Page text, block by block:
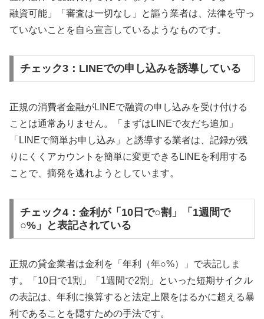
融資可能」「審査は一切なし」と謳う業者は、法律を守っ
ていないことを自ら宣言しているようなものです。
チェック3：LINEでの申し込みを誘導している
正規の消費者金融がLINEで融資の申し込みを受け付ける
ことは通常ありません。「まずはLINEで友だち追加」
「LINEで簡単お申し込み」と誘導する業者は、記録が残
りにくくアカウントを簡単に変更できるLINEを利用する
ことで、摘発を逃れようとしています。
チェック4：金利が「10日で○割」「1週間で
○%」と表記されている
正規の貸金業者は金利を「年利（年○%）」で表記しま
す。「10日で1割」「1週間で2割」といった短期サイクル
の表記は、年利に換算すると法定上限をはるかに超える暴
利であることを隠すための手法です。